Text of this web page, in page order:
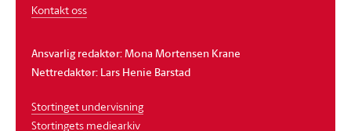
Kontakt oss
Ansvarlig redaktør: Mona Mortensen Krane
Nettredaktør: Lars Henie Barstad
Stortinget undervisning
Stortingets mediearkiv